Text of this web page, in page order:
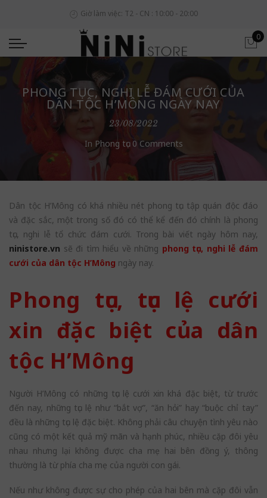
Giờ làm việc: T2 - CN : 10:00 - 20:00
0
PHONG TỤC, NGHI LỄ ĐÁM CƯỚI CỦA
DÂN TỘC H’MÔNG NGÀY NAY
23/08/2022
In Phong tục 0 Comments
Dân tộc H’Mông có khá nhiều nét phong tục tập quán độc đáo
và đặc sắc, một trong số đó có thể kể đến đó chính là phong
tục, nghi lễ tổ chức đám cưới. Trong bài viết ngày hôm nay,
ninistore.vn sẽ đi tìm hiểu về những phong tục, nghi lễ đám
cưới của dân tộc H’Mông ngày nay.
Phong tục, tục lệ cưới
xin đặc biệt của dân
tộc H’Mông
Người H’Mông có những tục lệ cưới xin khá đặc biệt, từ trước
đến nay, những tục lệ như “bắt vợ”, “ăn hỏi” hay “buộc chỉ tay”
đều là những tục lệ đặc biệt. Không phải câu chuyện tình yêu nào
cũng có một kết quả mỹ mãn và hạnh phúc, nhiều cặp đôi yêu
nhau nhưng lại không được cha mẹ hai bên đồng ý, thông
thường là từ phía cha mẹ của người con gái.
Nếu như không được sự cho phép của hai bên mà cặp đôi vẫn